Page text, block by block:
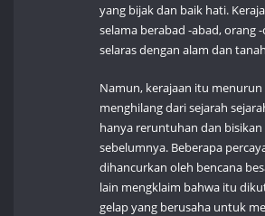
yang bijak dan baik hati.
selama berabad -abad, orang
selaras dengan alam dan
Namun, kerajaan itu
menghilang dari sejarah
hanya reruntuhan dan bisikan
sebelumnya. Beberapa
dihancurkan oleh bencana
lain mengklaim bahwa itu
gelap yang berusaha untuk